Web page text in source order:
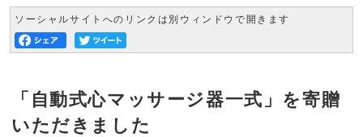
ソーシャルサイトへのリンクは別ウィンドウで開きます
「自動式心マッサージ器一式」を寄贈
いただきました